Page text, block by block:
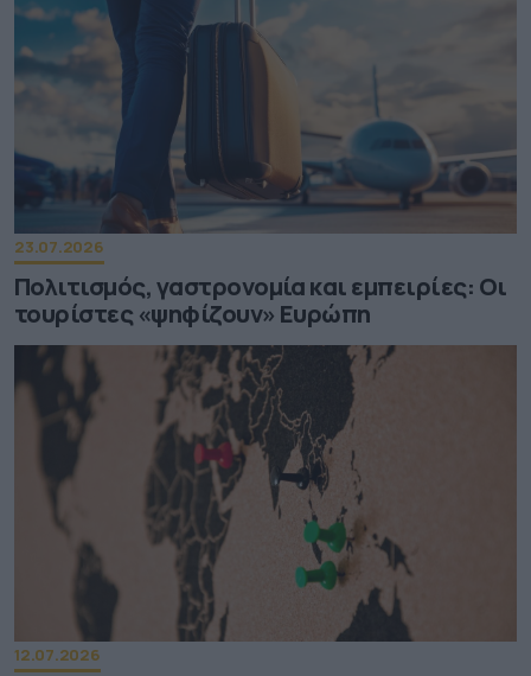
23.07.2026
Πολιτισμός, γαστρονομία και εμπειρίες: Οι
τουρίστες «ψηφίζουν» Ευρώπη
12.07.2026